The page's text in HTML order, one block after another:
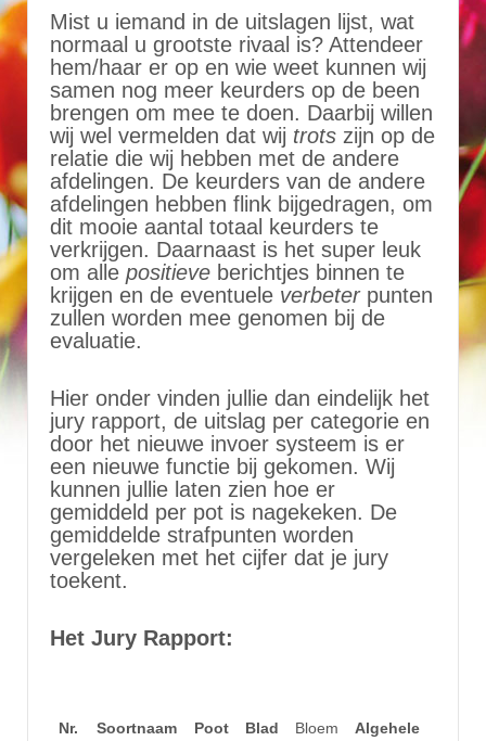
Mist u iemand in de uitslagen lijst, wat
normaal u grootste rivaal is? Attendeer
hem/haar er op en wie weet kunnen wij
samen nog meer keurders op de been
brengen om mee te doen. Daarbij willen
wij wel vermelden dat wij trots zijn op de
relatie die wij hebben met de andere
afdelingen. De keurders van de andere
afdelingen hebben flink bijgedragen, om
dit mooie aantal totaal keurders te
verkrijgen. Daarnaast is het super leuk
om alle positieve berichtjes binnen te
krijgen en de eventuele verbeter punten
zullen worden mee genomen bij de
evaluatie.
Hier onder vinden jullie dan eindelijk het
jury rapport, de uitslag per categorie en
door het nieuwe invoer systeem is er
een nieuwe functie bij gekomen. Wij
kunnen jullie laten zien hoe er
gemiddeld per pot is nagekeken. De
gemiddelde strafpunten worden
vergeleken met het cijfer dat je jury
toekent.
Het Jury Rapport:
Nr. Soortnaam Poot Blad Bloem
Algehele